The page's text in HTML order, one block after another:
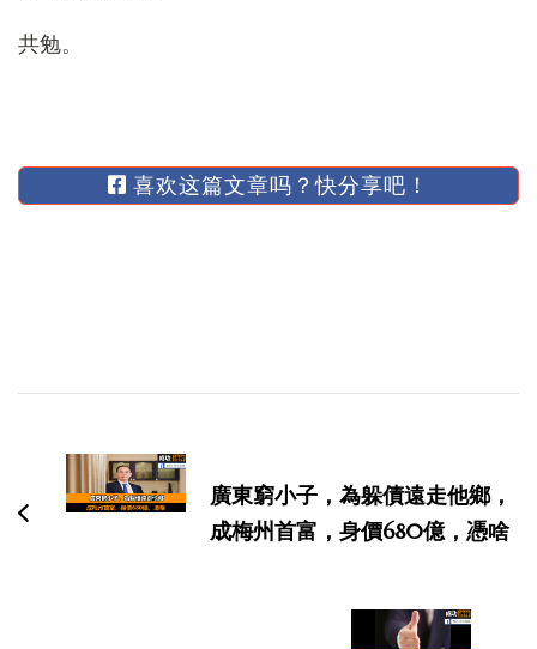
共勉。
喜欢这篇文章吗？快分享吧！
航
廣東窮小子，為躲債遠走他鄉，
成梅州首富，身價680億，憑啥